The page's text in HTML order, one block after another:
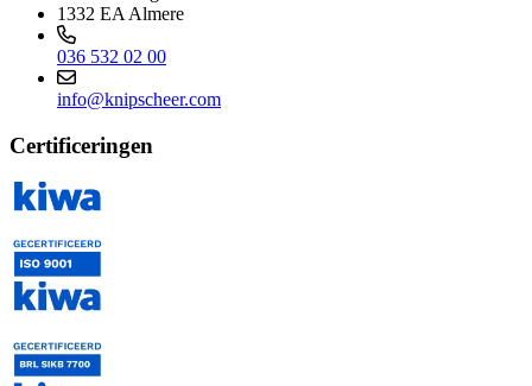
1332 EA Almere
036 532 02 00
info@knipscheer.com
Certificeringen